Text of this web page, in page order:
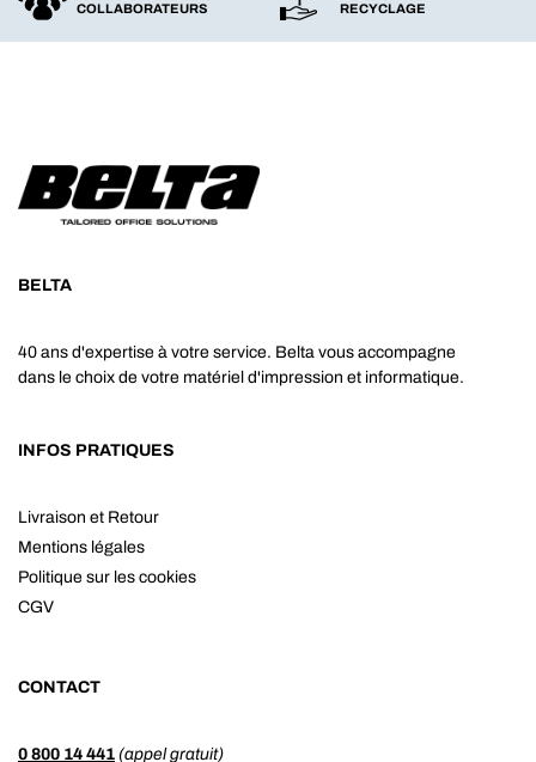
COLLABORATEURS
RECYCLAGE
BELTA
40 ans d'expertise à votre service. Belta vous accompagne
dans le choix de votre matériel d'impression et informatique.
INFOS PRATIQUES
Livraison et Retour
Mentions légales
Politique sur les cookies
CGV
CONTACT
0 800 14 441 (appel gratuit)